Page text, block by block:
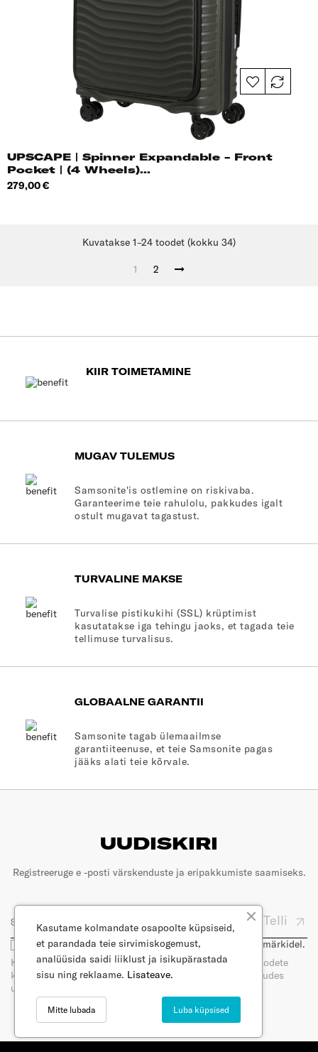
UPSCAPE | Spinner Expandable - Front
Pocket | (4 Wheels)...
Hind
279,00 €
Kuvatakse 1–24 toodet (kokku 34)
1 2
KIIR TOIMETAMINE
MUGAV TULEMUS
Samsonite'is ostlemine on riskivaba.
Garanteerime teie rahulolu, pakkudes igalt
ostult mugavat tagastust.
TURVALINE MAKSE
Turvalise pistikukihi (SSL) krüptimist
kasutatakse iga tehingu jaoks, et tagada teie
tellimuse turvalisus.
GLOBAALNE GARANTII
Samsonite tagab ülemaailmse
garantiiteenuse, et teie Samsonite pagas
jääks alati teie kõrvale.
UUDISKIRI
Registreeruge e -posti värskenduste ja eripakkumiste saamiseks.
Telli
Olen nõus, et minu e-posti kasutatakse turunduseesmärkidel.
Kui tellite meie uudiskirja, saate e-posti teel uudiseid toodete
kohta. Saate oma nõusoleku igal ajal tagasi võtta, loobudes
uudiskirja tellimisest. Lugege meie privaatsuspoliitikat.
Kasutame kolmandate osapoolte küpsiseid,
et parandada teie sirvimiskogemust,
analüüsida saidi liiklust ja isikupärastada
sisu ning reklaame. Lisateave.
Luba küpsised
Mitte lubada